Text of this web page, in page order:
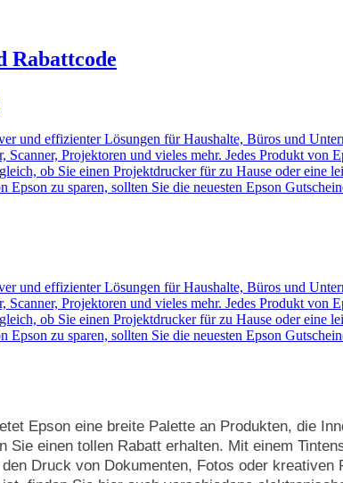
Rabattcode
und effizienter Lösungen für Haushalte, Büros und
Projektoren und vieles mehr. Jedes Produkt
ob Sie einen Projektdrucker für zu Hause oder eine
zu sparen, sollten Sie die neuesten Epson
und effizienter Lösungen für Haushalte, Büros und
Projektoren und vieles mehr. Jedes Produkt
ob Sie einen Projektdrucker für zu Hause oder eine
zu sparen, sollten Sie die neuesten Epson
Epson eine breite Palette an Produkten, die
einen tollen Rabatt erhalten. Mit einem
Druck von Dokumenten, Fotos oder kreativen